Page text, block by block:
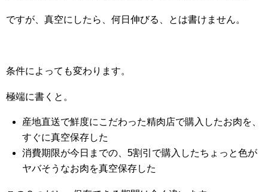
ですが、真空にしたら、何日伸びる、とは書けません。
条件によっても変わります。
極端に書くと。
産地直送で鮮度にこだわった精肉店で購入したお肉を、
すぐに真空保存した
消費期限が今日までの、5割引で購入したちょっと色が
ヤバそうなお肉を真空保存した